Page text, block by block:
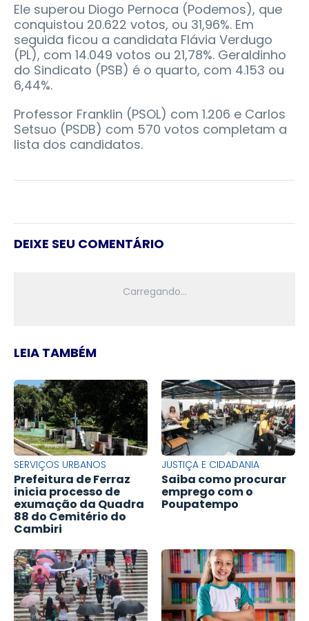
Ele superou Diogo Pernoca (Podemos), que
conquistou 20.622 votos, ou 31,96%. Em
seguida ficou a candidata Flávia Verdugo
(PL), com 14.049 votos ou 21,78%. Geraldinho
do Sindicato (PSB) é o quarto, com 4.153 ou
6,44%.
Professor Franklin (PSOL) com 1.206 e Carlos
Setsuo (PSDB) com 570 votos completam a
lista dos candidatos.
DEIXE SEU COMENTÁRIO
LEIA TAMBÉM
SERVIÇOS URBANOS
Prefeitura de Ferraz
inicia processo de
exumação da Quadra
88 do Cemitério do
Cambiri
JUSTIÇA E CIDADANIA
Saiba como procurar
emprego com o
Poupatempo